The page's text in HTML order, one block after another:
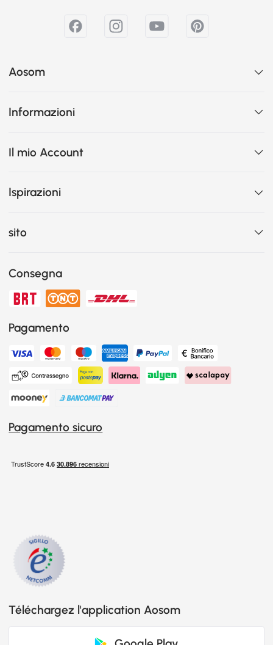
Aosom
Informazioni
Il mio Account
Ispirazioni
sito
Consegna
Pagamento
Pagamento sicuro
Téléchargez l'application Aosom